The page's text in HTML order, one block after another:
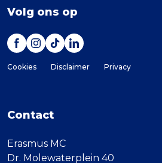
Volg ons op
Cookies Disclaimer Privacy
Contact
Erasmus MC
Dr. Molewaterplein 40